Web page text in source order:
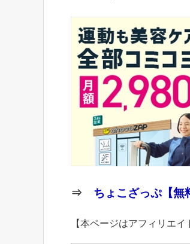
⇒ ちょこざっぷ【無
【本ページはアフィリエ